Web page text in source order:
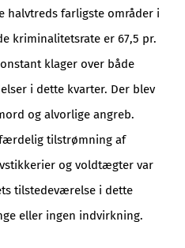
halvtreds farligste områder i
kriminalitetsrate er 67,5 pr.
klager over både
i dette kvarter. Der blev
og alvorlige angreb.
tilstrømning af
og voldtægter var
tilstedeværelse i dette
eller ingen indvirkning.